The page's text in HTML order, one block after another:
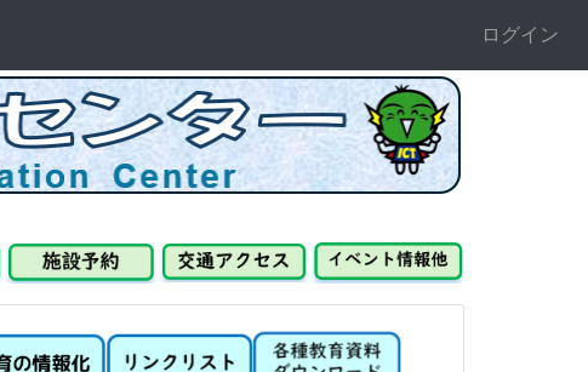
ログイン